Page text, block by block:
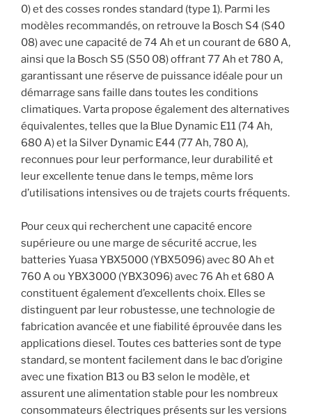
0) et des cosses rondes standard (type 1). Parmi les
modèles recommandés, on retrouve la Bosch S4 (S40
08) avec une capacité de 74 Ah et un courant de 680 A,
ainsi que la Bosch S5 (S50 08) offrant 77 Ah et 780 A,
garantissant une réserve de puissance idéale pour un
démarrage sans faille dans toutes les conditions
climatiques. Varta propose également des alternatives
équivalentes, telles que la Blue Dynamic E11 (74 Ah,
680 A) et la Silver Dynamic E44 (77 Ah, 780 A),
reconnues pour leur performance, leur durabilité et
leur excellente tenue dans le temps, même lors
d’utilisations intensives ou de trajets courts fréquents.
Pour ceux qui recherchent une capacité encore
supérieure ou une marge de sécurité accrue, les
batteries Yuasa YBX5000 (YBX5096) avec 80 Ah et
760 A ou YBX3000 (YBX3096) avec 76 Ah et 680 A
constituent également d’excellents choix. Elles se
distinguent par leur robustesse, une technologie de
fabrication avancée et une fiabilité éprouvée dans les
applications diesel. Toutes ces batteries sont de type
standard, se montent facilement dans le bac d’origine
avec une fixation B13 ou B3 selon le modèle, et
assurent une alimentation stable pour les nombreux
consommateurs électriques présents sur les versions